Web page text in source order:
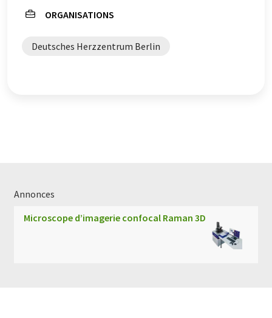
ORGANISATIONS
Deutsches Herzzentrum Berlin
Annonces
Microscope d’imagerie confocal Raman 3D